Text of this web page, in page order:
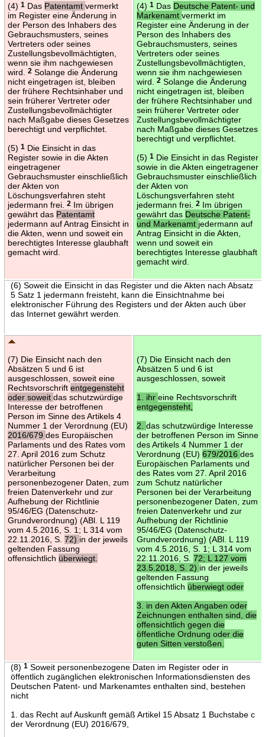
(4) 1Das Patentamt vermerkt
im Register eine Änderung in
der Person des Inhabers des
Gebrauchsmusters, seines
Vertreters oder seines
Zustellungsbevollmächtigten,
wenn sie ihm nachgewiesen
wird.
2Solange die Änderung
nicht eingetragen ist, bleiben
der frühere Rechtsinhaber und
sein früherer Vertreter oder
Zustellungsbevollmächtigter
nach Maßgabe dieses Gesetzes
berechtigt und verpflichtet.
(5) 1Die Einsicht in das
Register sowie in die Akten
eingetragener
Gebrauchsmuster einschließlich
der Akten von
Löschungsverfahren steht
jedermann frei.
2Im übrigen
gewährt das Patentamt
jedermann auf Antrag Einsicht in
die Akten, wenn und soweit ein
berechtigtes Interesse glaubhaft
gemacht wird.
(4) 1Das Deutsche Patent- und
Markenamt vermerkt im
Register eine Änderung in der
Person des Inhabers des
Gebrauchsmusters, seines
Vertreters oder seines
Zustellungsbevollmächtigten,
wenn sie ihm nachgewiesen
wird.
2Solange die Änderung
nicht eingetragen ist, bleiben
der frühere Rechtsinhaber und
sein früherer Vertreter oder
Zustellungsbevollmächtigter
nach Maßgabe dieses Gesetzes
berechtigt und verpflichtet.
(5) 1Die Einsicht in das Register
sowie in die Akten eingetragener
Gebrauchsmuster einschließlich
der Akten von
Löschungsverfahren steht
jedermann frei.
2Im übrigen
gewährt das Deutsche Patent-
und Markenamt jedermann auf
Antrag Einsicht in die Akten,
wenn und soweit ein
berechtigtes Interesse glaubhaft
gemacht wird.
(6) Soweit die Einsicht in das Register und die Akten nach Absatz
5 Satz 1 jedermann freisteht, kann die Einsichtnahme bei
elektronischer Führung des Registers und der Akten auch über
das Internet gewährt werden.
(7) Die Einsicht nach den
Absätzen 5 und 6 ist
ausgeschlossen, soweit eine
Rechtsvorschrift entgegensteht
oder soweit das schutzwürdige
Interesse der betroffenen
Person im Sinne des Artikels 4
Nummer 1 der Verordnung (EU)
2016/679 des Europäischen
Parlaments und des Rates vom
27. April 2016 zum Schutz
natürlicher Personen bei der
Verarbeitung
personenbezogener Daten, zum
freien Datenverkehr und zur
Aufhebung der Richtlinie
95/46/EG (Datenschutz-
Grundverordnung) (ABl. L 119
vom 4.5.2016, S. 1; L 314 vom
22.11.2016, S. 72) in der jeweils
geltenden Fassung
offensichtlich überwiegt.
(7) Die Einsicht nach den
Absätzen 5 und 6 ist
ausgeschlossen, soweit
1. ihr eine Rechtsvorschrift
entgegensteht,
2. das schutzwürdige Interesse
der betroffenen Person im Sinne
des Artikels 4 Nummer 1 der
Verordnung (EU) 679/2016 des
Europäischen Parlaments und
des Rates vom 27. April 2016
zum Schutz natürlicher
Personen bei der Verarbeitung
personenbezogener Daten, zum
freien Datenverkehr und zur
Aufhebung der Richtlinie
95/46/EG (Datenschutz-
Grundverordnung) (ABl. L 119
vom 4.5.2016, S. 1; L 314 vom
22.11.2016, S. 72; L 127 vom
23.5.2018, S. 2) in der jeweils
geltenden Fassung
offensichtlich überwiegt oder
3. in den Akten Angaben oder
Zeichnungen enthalten sind, die
offensichtlich gegen die
öffentliche Ordnung oder die
guten Sitten verstoßen.
(8) 1Soweit personenbezogene Daten im Register oder in
öffentlich zugänglichen elektronischen Informationsdiensten des
Deutschen Patent- und Markenamtes enthalten sind, bestehen
nicht
1. das Recht auf Auskunft gemäß Artikel 15 Absatz 1 Buchstabe c
der Verordnung (EU) 2016/679,